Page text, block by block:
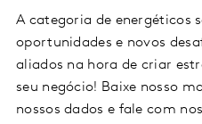
A categoria de energéticos
oportunidades e novos
aliados na hora de criar
seu negócio! Baixe nosso
nossos dados e fale com